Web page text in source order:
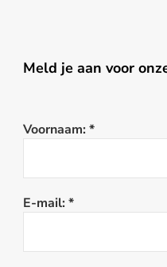
Meld je aan voor
Voornaam: *
E-mail: *